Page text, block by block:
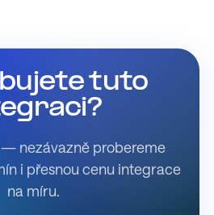
tuto
nezávazně probereme
i přesnou cenu integrace
na míru.